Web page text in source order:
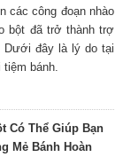
các công đoạn nhào
bột đã trở thành trợ
Dưới đây là lý do tại
bánh.
Có Thể Giúp Bạn
Mẻ Bánh Hoàn